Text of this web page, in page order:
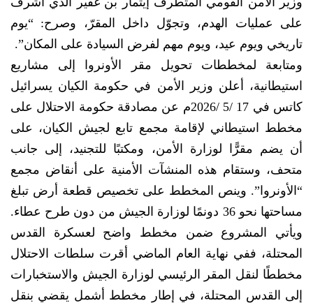
على عمليات الهدم، وتجوّل داخل المقرّ، وصرح: “يوم
تاريخي ويوم عيد، ويوم مهم لفرض السيادة على المكان”.
ومتابعة لمخططات تحويل مقر الأونروا إلى مشاريع
استيطانية، أعلن وزير الأمن في حكومة الكيان يسرائيل
كاتس في 17 /5 /2026م عن مصادقة حكومة الاحتلال على
مخطط استيطاني لإقامة مجمع تابع لجيش الكيان، على
أن يضم مقرًّا لوزارة الأمن، ومكتبًا للتجنيد، إلى جانب
متحف، وستقام هذه المنشآت الأمنية على أنقاض مجمع
“الأونروا”. وينص المخطط على تخصيص قطعة أرض تبلغ
مساحتها نحو 36 دونمًا لوزارة الجيش من دون طرح عطاء.
ويأتي المشروع ضمن مخطط واضح لعسكرة القدس
المحتلة، ففي نهاية العام الماضي أقرت سلطات الاحتلال
مخططًا لنقل المقر الرئيسي لوزارة الجيش والاستخبارات
إلى القدس المحتلة، في إطار مخطط أشمل يقضي بنقل